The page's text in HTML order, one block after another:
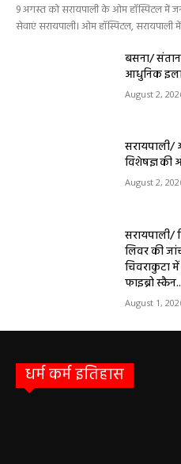
9 अगस्त को सरायपाली के ओम हॉस्पिटल में
सेवाएं सरायपाली। ओम हॉस्पिटल, सरायपाली
बसना/ संतान
आधुनिक
August 2,
सरायपाली/
विशेषज्ञ की
August 2,
सरायपाली/
लिवर की
चिवराकुटा
फाइब्रो
August 1,
धर्म कर्म इतिहास